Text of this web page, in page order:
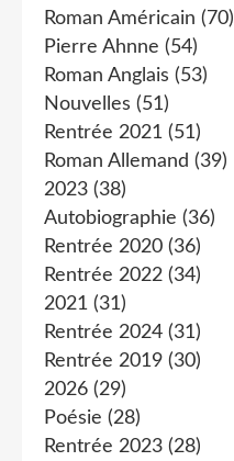
Roman Américain (70)
Pierre Ahnne (54)
Roman Anglais (53)
Nouvelles (51)
Rentrée 2021 (51)
Roman Allemand (39)
2023 (38)
Autobiographie (36)
Rentrée 2020 (36)
Rentrée 2022 (34)
2021 (31)
Rentrée 2024 (31)
Rentrée 2019 (30)
2026 (29)
Poésie (28)
Rentrée 2023 (28)